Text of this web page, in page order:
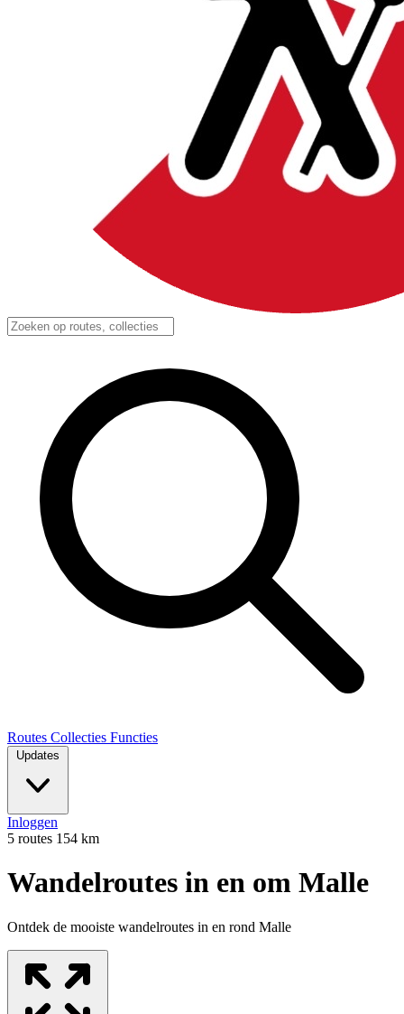
Routes Collecties Functies
Updates
Inloggen
5 routes 154 km
Wandelroutes in en om Malle
Ontdek de mooiste wandelroutes in en rond Malle
+
−